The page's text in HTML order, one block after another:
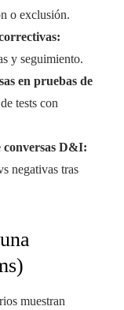
o exclusión.
y seguimiento.
en pruebas de
tests con
conversas D&I:
negativas tras
muestran